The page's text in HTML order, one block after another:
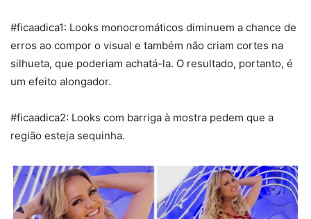
#ficaadica1: Looks monocromáticos diminuem a chance de
erros ao compor o visual e também não criam cortes na
silhueta, que poderiam achatá-la. O resultado, portanto, é
um efeito alongador.
#ficaadica2: Looks com barriga à mostra pedem que a
região esteja sequinha.